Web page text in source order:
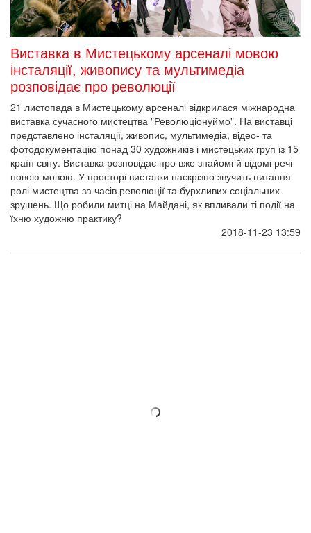
Виставка в Мистецькому арсеналі мовою
інсталяції, живопису та мультимедіа
розповідає про революції
21 листопада в Мистецькому арсеналі відкрилася міжнародна
виставка сучасного мистецтва "Революціонуймо". На виставці
представлено інсталяції, живопис, мультимедіа, відео- та
фотодокументацію понад 30 художників і мистецьких груп із 15
країн світу. Виставка розповідає про вже знайомі й відомі речі
новою мовою. У просторі виставки наскрізно звучить питання
ролі мистецтва за часів революції та бурхливих соціальних
зрушень. Що робили митці на Майдані, як впливали ті події на
їхню художню практику?
2018-11-23 13:59